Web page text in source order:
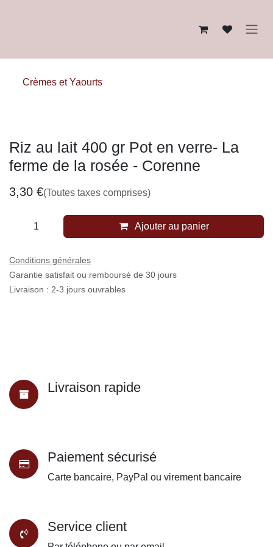
Crèmes et Yaourts
Riz au lait 400 gr Pot en verre- La ferme de
la rosée - Corenne
3,30€(Toutes taxes comprises)
Ajouter au panier
Conditions générales
Garantie satisfait ou remboursé de 30 jours
Livraison : 2-3 jours ouvrables
Livraison rapide
Paiement sécurisé
Carte bancaire, PayPal ou virement bancaire
Service client